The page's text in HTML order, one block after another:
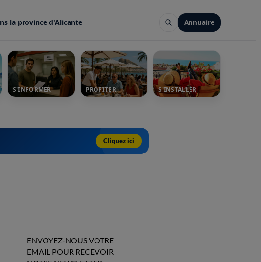
la province d'Alicante Annuaire
S'INFORMER PROFITER S'INSTALLER
Cliquez ici
ENVOYEZ-NOUS VOTRE
EMAIL POUR RECEVOIR